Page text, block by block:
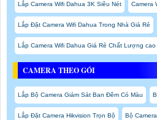
Lắp Camera Wifi Dahua 3K Siêu Nét Camera
Lắp Đặt Camera Wifi Dahua Trong Nhà Giá Rẻ
Lắp Camera Wifi Dahua Giá Rẻ Chất Lượng cao
CAMERA THEO GÓI
Lắp Bộ Camera Giám Sát Ban Đêm Có Màu
Lắp Đặt Camera Hikvision Trọn Bộ Bộ